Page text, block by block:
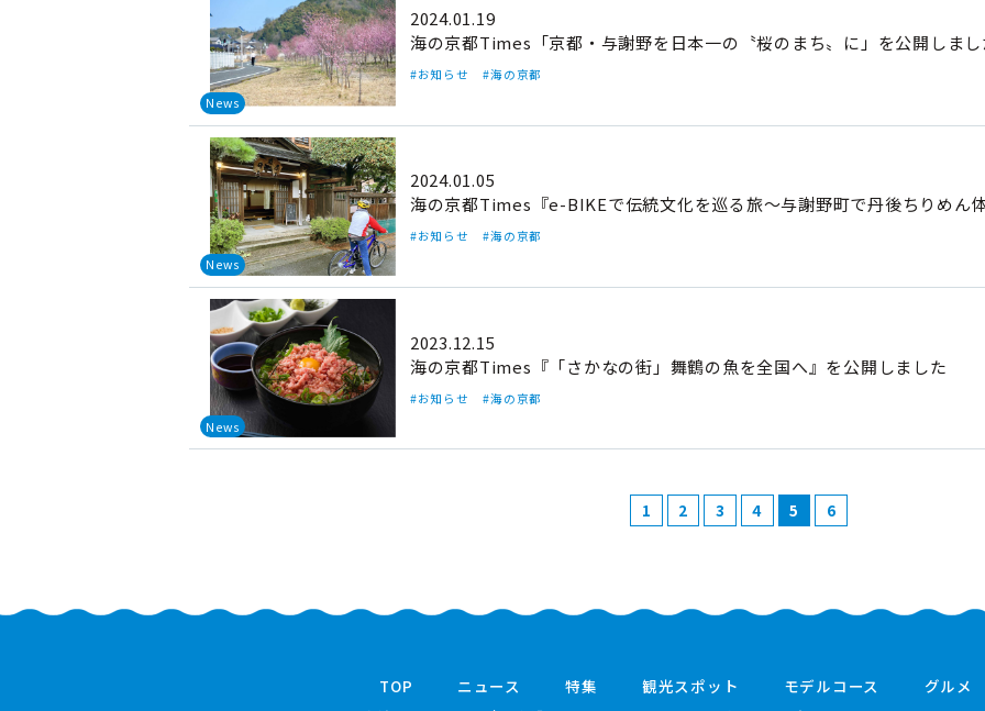
2024.01.19
News
海の京都Times「京都・与謝野を日本一の〝桜のまち〟に」を公開しま
#お知らせ #海の京都
2024.01.05
News
海の京都Times『e-BIKEで伝統文化を巡る旅～与謝野町で丹後ちりめん
#お知らせ #海の京都
2023.12.15
News
海の京都Times『「さかなの街」舞鶴の魚を全国へ』を公開しました
#お知らせ #海の京都
1 2 3 4 5 6
TOP ニュース 特集 観光スポット モデルコース
グルメ